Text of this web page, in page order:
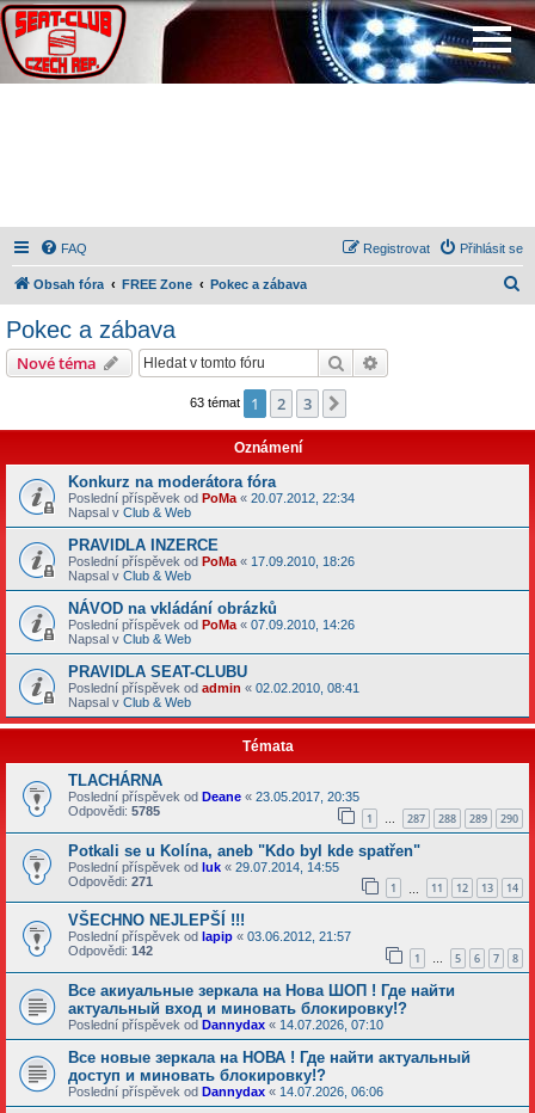
FAQ Přihlásit se
Registrovat
Obsah fóra FREE Zone Pokec a zábava
Pokec a zábava
Nové téma Hledat
63 témat 1 2 3
Oznámení
Konkurz na moderátora fóra
Poslední příspěvek od PoMa « 20.07.2012, 22:34
Napsal v Club & Web
PRAVIDLA INZERCE
Poslední příspěvek od PoMa « 17.09.2010, 18:26
Napsal v Club & Web
NÁVOD na vkládání obrázků
Poslední příspěvek od PoMa « 07.09.2010, 14:26
Napsal v Club & Web
PRAVIDLA SEAT-CLUBU
Poslední příspěvek od admin « 02.02.2010, 08:41
Napsal v Club & Web
Témata
TLACHÁRNA
Poslední příspěvek od Deane « 23.05.2017, 20:35
Odpovědi: 5785 1 … 287 288 289 290
Potkali se u Kolína, aneb "Kdo byl kde spatřen"
Poslední příspěvek od luk « 29.07.2014, 14:55
Odpovědi: 271 1 11 12 13 14
VŠECHNO NEJLEPŠÍ !!!
Poslední příspěvek od lapip « 03.06.2012, 21:57
Odpovědi: 142 1 … 5 6 7 8
Все акиуальные зеркала на Нова ШОП ! Где найти
актуальный вход и миновать блокировку!?
Poslední příspěvek od Dannydax « 14.07.2026, 07:10
Все новые зеркала на НОВА ! Где найти актуальный
доступ и миновать блокировку!?
Poslední příspěvek od Dannydax « 14.07.2026, 06:06